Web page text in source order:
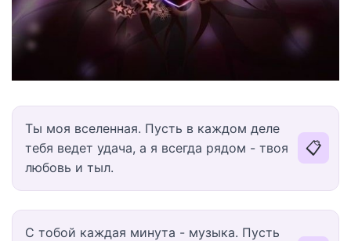
Ты моя вселенная. Пусть в каждом деле
тебя ведет удача, а я всегда рядом - твоя
любовь и тыл.
📋
С тобой каждая минута - музыка. Пусть